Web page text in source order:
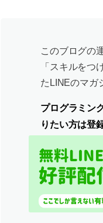
このブログの
「スキルをつ
たLINEのマガ
プログラミン
りたい方は登